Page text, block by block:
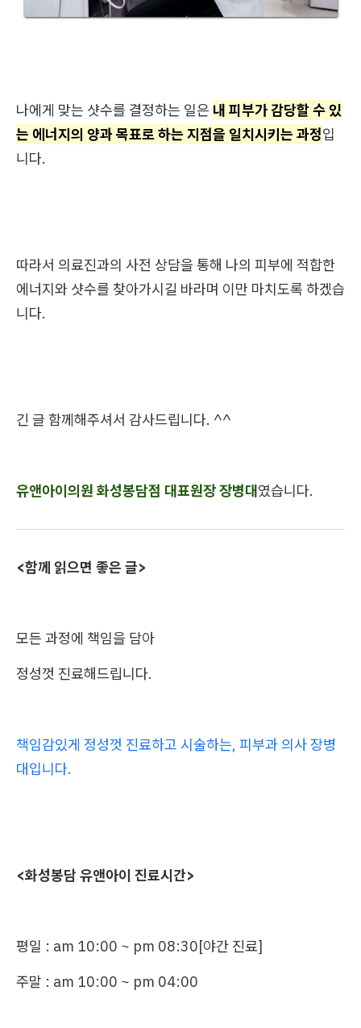
나에게 맞는 샷수를 결정하는 일은 내 피부가 감당할 수 있
는 에너지의 양과 목표로 하는 지점을 일치시키는 과정입
니다.
따라서 의료진과의 사전 상담을 통해 나의 피부에 적합한
에너지와 샷수를 찾아가시길 바라며 이만 마치도록 하겠습
니다.
긴 글 함께해주셔서 감사드립니다. ^^
유앤아이의원 화성봉담점 대표원장 장병대였습니다.
<함께 읽으면 좋은 글>
모든 과정에 책임을 담아
정성껏 진료해드립니다.
책임감있게 정성껏 진료하고 시술하는, 피부과 의사 장병
대입니다.
<화성봉담 유앤아이 진료시간>
평일 : am 10:00 ~ pm 08:30[야간 진료]
주말 : am 10:00 ~ pm 04:00